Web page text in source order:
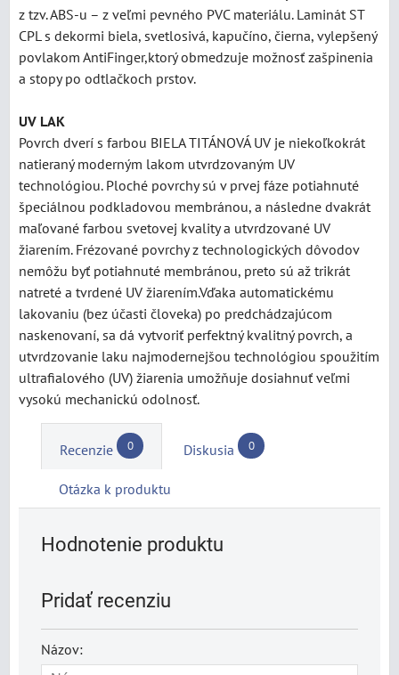
z tzv. ABS-u – z veľmi pevného PVC materiálu. Laminát ST
CPL s dekormi biela, svetlosivá, kapučíno, čierna, vylepšený
povlakom AntiFinger,ktorý obmedzuje možnosť zašpinenia
a stopy po odtlačkoch prstov.
UV LAK
Povrch dverí s farbou BIELA TITÁNOVÁ UV je niekoľkokrát
natieraný moderným lakom utvrdzovaným UV
technológiou. Ploché povrchy sú v prvej fáze potiahnuté
špeciálnou podkladovou membránou, a následne dvakrát
maľované farbou svetovej kvality a utvrdzované UV
žiarením. Frézované povrchy z technologických dôvodov
nemôžu byť potiahnuté membránou, preto sú až trikrát
natreté a tvrdené UV žiarením.Vďaka automatickému
lakovaniu (bez účasti človeka) po predchádzajúcom
naskenovaní, sa dá vytvoriť perfektný kvalitný povrch, a
utvrdzovanie laku najmodernejšou technológiou spoužitím
ultrafialového (UV) žiarenia umožňuje dosiahnuť veľmi
vysokú mechanickú odolnosť.
Recenzie 0 Diskusia 0
Otázka k produktu
Hodnotenie produktu
Pridať recenziu
Názov: